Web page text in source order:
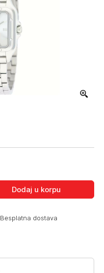
Dodaj u korpu
Besplatna dostava